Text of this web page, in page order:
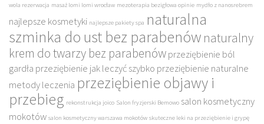
wola rezerwacja masaż lomi lomi wrocław mezoterapia bezigłowa opinie mydło z nanosrebrem
najlepsze kosmetyki najlepsze pakiety spa naturalna
szminka do ust bez parabenów naturalny
krem do twarzy bez parabenówprzeziębienie ból
gardła przeziębienie jak leczyć szybko przeziębienie naturalne
metody leczenia przeziębienie objawy i
przebieg rekonstrukcja joico Salon fryzjerski Bemowo salon kosmetyczny
mokotów salon kosmetyczny warszawa mokotów skuteczne leki na przeziębienie i grypę